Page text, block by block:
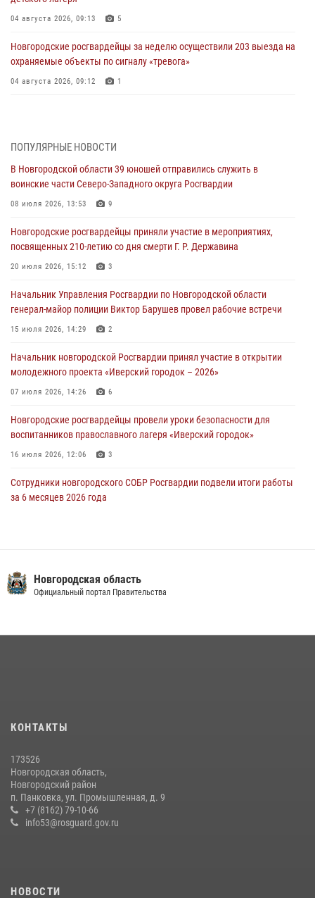
04 августа 2026, 09:13 5
Новгородские росгвардейцы за неделю осуществили 203 выезда на
охраняемые объекты по сигналу «тревога»
04 августа 2026, 09:12 1
В Великом Новгороде сотрудники центра лицензионно-
разрешительной работы Росгвардии провели телефонную «горячую
30 июля 2026, 14:36 1
Новгородские росгвардейцы рассказали о службе детям из летнего
30 июля 2026, 08:40 5
Новгородские росгвардейцы задержали мужчину
Телесюжет в программе "Новгородское областное телевидение.
Новости часа." от 29 июля 2026 года. Новгородские призывники
29 июля 2026, 12:54 1
ПОПУЛЯРНЫЕ НОВОСТИ
В Новгородской области 39 юношей отправились служить в
воинские части Северо-Западного округа Росгвардии
08 июля 2026, 13:53 9
Новгородские росгвардейцы приняли участие в мероприятиях,
посвященных 210-летию со дня смерти Г. Р. Державина
20 июля 2026, 15:12 3
Начальник Управления Росгвардии по Новгородской области
генерал-майор полиции Виктор Барушев провел рабочие встречи
15 июля 2026, 14:29 2
Начальник новгородской Росгвардии принял участие в открытии
молодежного проекта «Иверский городок – 2026»
07 июля 2026, 14:26 6
Новгородские росгвардейцы провели уроки безопасности для
воспитанников православного лагеря «Иверский городок»
16 июля 2026, 12:06 3
Сотрудники новгородского СОБР Росгвардии подвели итоги работы
за 6 месяцев 2026 года
08 июля 2026, 13:48 3
медицине
подвел итоги служебной деятельности сотрудников
вневедомственной охраны за первое полугодие 2026 года
22 июля 2026, 12:33 6
Новгородская область
Официальный портал Правительства
КОНТАКТЫ
173526
Новгородская область,
Новгородский район
п. Панковка, ул. Промышленная, д. 9
+7 (8162) 79-10-66
info53@rosguard.gov.ru
НОВОСТИ